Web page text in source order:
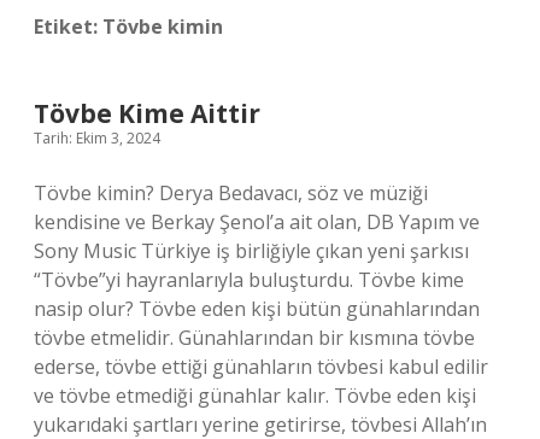
Etiket: Tövbe kimin
Tövbe Kime Aittir
Tarih: Ekim 3, 2024
Tövbe kimin? Derya Bedavacı, söz ve müziği
kendisine ve Berkay Şenol’a ait olan, DB Yapım ve
Sony Music Türkiye iş birliğiyle çıkan yeni şarkısı
“Tövbe”yi hayranlarıyla buluşturdu. Tövbe kime
nasip olur? Tövbe eden kişi bütün günahlarından
tövbe etmelidir. Günahlarından bir kısmına tövbe
ederse, tövbe ettiği günahların tövbesi kabul edilir
ve tövbe etmediği günahlar kalır. Tövbe eden kişi
yukarıdaki şartları yerine getirirse, tövbesi Allah’ın